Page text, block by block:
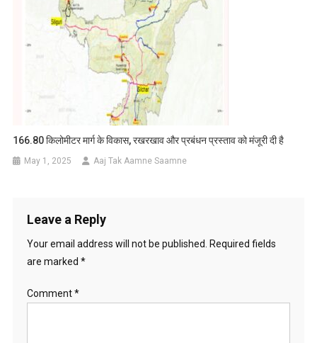
166.80 किलोमीटर मार्ग के विकास, रखरखाव और प्रबंधन प्रस्ताव को मंजूरी दी है
May 1, 2025 Aaj Tak Aamne Saamne
Leave a Reply
Your email address will not be published.
Required fields
are marked *
Comment*